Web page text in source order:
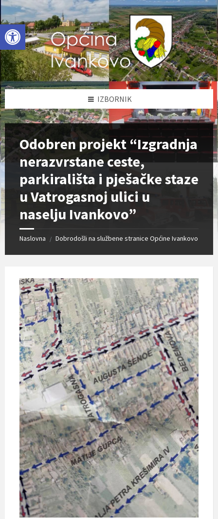
Open toolbar
Skip
to
content
Skip
to
left
sidebar
Skip
to
footer
IZBORNIK
Odobren projekt “Izgradnja
nerazvrstane ceste,
parkirališta i pješačke staze
u Vatrogasnoj ulici u
naselju Ivankovo”
Naslovna / Dobrodošli na službene stranice Općine Ivankovo